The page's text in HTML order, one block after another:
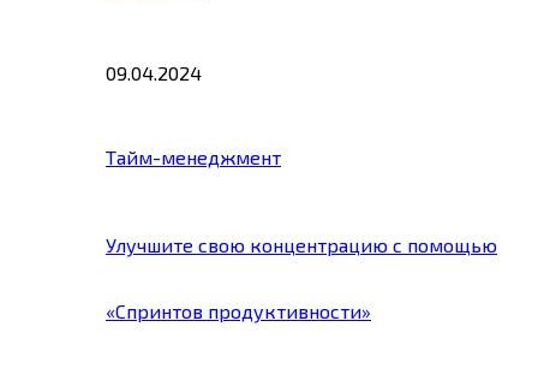
09.04.2024
Тайм-менеджмент
Улучшите свою концентрацию с помощью
«Спринтов продуктивности»